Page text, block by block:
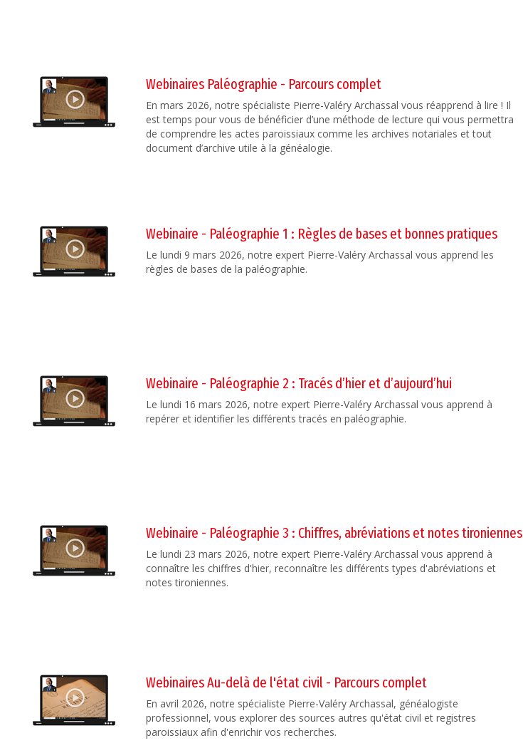
Webinaires Paléographie - Parcours complet
En mars 2026, notre spécialiste Pierre-Valéry Archassal vous réapprend à lire ! Il
est temps pour vous de bénéficier d’une méthode de lecture qui vous permettra
de comprendre les actes paroissiaux comme les archives notariales et tout
document d’archive utile à la généalogie.
Webinaire - Paléographie 1 : Règles de bases et bonnes pratiques
Le lundi 9 mars 2026, notre expert Pierre-Valéry Archassal vous apprend les
règles de bases de la paléographie.
Webinaire - Paléographie 2 : Tracés d’hier et d’aujourd’hui
Le lundi 16 mars 2026, notre expert Pierre-Valéry Archassal vous apprend à
repérer et identifier les différents tracés en paléographie.
Webinaire - Paléographie 3 : Chiffres, abréviations et notes tironiennes
Le lundi 23 mars 2026, notre expert Pierre-Valéry Archassal vous apprend à
connaître les chiffres d'hier, reconnaître les différents types d'abréviations et
notes tironiennes.
Webinaires Au-delà de l'état civil - Parcours complet
En avril 2026, notre spécialiste Pierre-Valéry Archassal, généalogiste
professionnel, vous explorer des sources autres qu'état civil et registres
paroissiaux afin d'enrichir vos recherches.